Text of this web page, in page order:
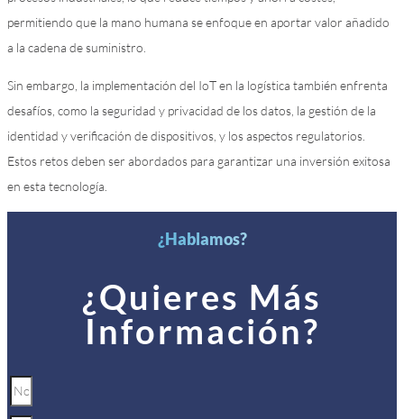
permitiendo que la mano humana se enfoque en aportar valor añadido
a la cadena de suministro.
Sin embargo, la implementación del IoT en la logística también enfrenta
desafíos, como la seguridad y privacidad de los datos, la gestión de la
identidad y verificación de dispositivos, y los aspectos regulatorios.
Estos retos deben ser abordados para garantizar una inversión exitosa
en esta tecnología.
¿Hablamos?
¿Quieres Más
Información?